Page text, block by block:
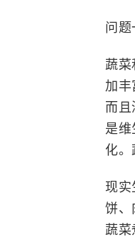
问题
蔬菜
加丰
而且
是
化。
现实
饼、
蔬菜